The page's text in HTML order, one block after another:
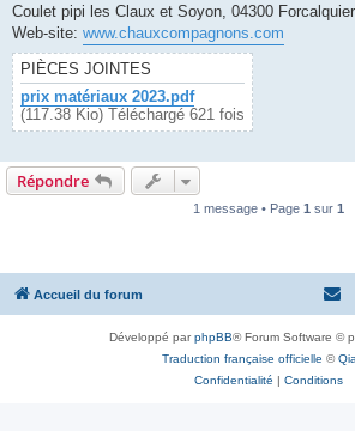
Coulet pipi les Claux et Soyon, 04300 Forcalquier
Web-site: www.chauxcompagnons.com
PIÈCES JOINTES
prix matériaux 2023.pdf
(117.38 Kio) Téléchargé 621 fois
Répondre
1 message • Page 1 sur 1
Accueil du forum
Développé parphpBB® Forum Software ©
Traduction française officielle ©
Confidentialité | Conditions